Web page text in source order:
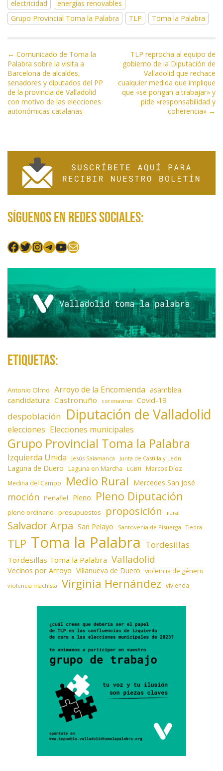
b
o
k
er gr
a
s
A
p
l p
ar
r
electricidad
energías renovables
Grupo Provincial Toma la Palabra
TLP Toma la Palabra
N
a
v
e
g
e
e
n
r
a
s
← Comunicado de Toma la
Palabra sobre la visita a
Barcelona de alcaldes,
senadores y diputados del PP
de la provincia de Valladolid
con motivo de las elecciones
autonómicas catalanas
TLP reprocha al equipo de
gobierno de la Diputación de
Valladolid que rechace
cualquier medida que implique
que «se pongan a trabajar» y
pide «responsabilidad y
coherencia» →
Síguenos en redes sociales:
Facebook
Twitter
Instagram
Telegram
YouTube
Mail
Etiquetas:
Antonio Olmo Arroyo de la Encomienda asamblea
candidatura Castronuño coronavirus Covid-19
despoblación Diputación de Valladolid
elecciones Elecciones municipales
Grupo Provincial Toma la Palabra
Izquierda Unida Jesús Salamanca Junta de Castilla y León
Laguna de Duero Laguna en Marcha LGBTI Marcos Díez
Medina del Campo Medio Rural Mercedes San José
moción Peñafiel Pleno Pleno Diputación
pleno ordinario presupuestos proposición rural
Salvador Arpa San Pelayo Santovenia de Pisuerga Tiedra
TLP Toma la Palabra Tordesillas
Tordesillas Toma la Palabra Valladolid
Vecinos por Arroyo Villanueva de Duero violencia de género
violencia machista Virginia Hernández vivienda